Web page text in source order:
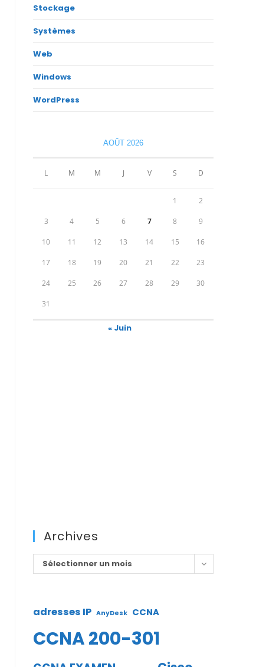
Stockage
Systèmes
Web
Windows
WordPress
AOÛT 2026
L M M J V S D
1 2
3 4 5 6 7 8 9
10 11 12 13 14 15 16
17 18 19 20 21 22 23
24 25 26 27 28 29 30
31
« Juin
Archives
Archives
Sélectionner un mois
adresses IP AnyDesk CCNA
CCNA 200-301